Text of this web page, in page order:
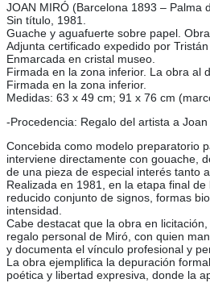
JOAN MIRÓ (Barcelona 1893 – Palma
Sin título, 1981.
Guache y aguafuerte sobre papel.
Adjunta certificado expedido por
Enmarcada en cristal museo.
Firmada en la zona inferior. La obra al
Firmada en la zona inferior.
Medidas: 63 x 49 cm; 91 x 76 cm
-Procedencia: Regalo del artista a
Concebida como modelo preparatorio
interviene directamente con gouache,
de una pieza de especial interés tanto
Realizada en 1981, en la etapa final
reducido conjunto de signos, formas
intensidad.
Cabe destacat que la obra en
regalo personal de Miró, con quien
y documenta el vínculo profesional y
La obra ejemplifica la depuración
poética y libertad expresiva, donde la